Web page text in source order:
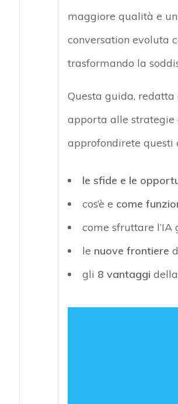
maggiore qualità e un
conversation evoluta
trasformando la
Questa guida,
apporta alle strategie
approfondirete questi
le sfide e le
cos’è e come
come sfruttare
le nuove frontiere
gli 8 vantaggi